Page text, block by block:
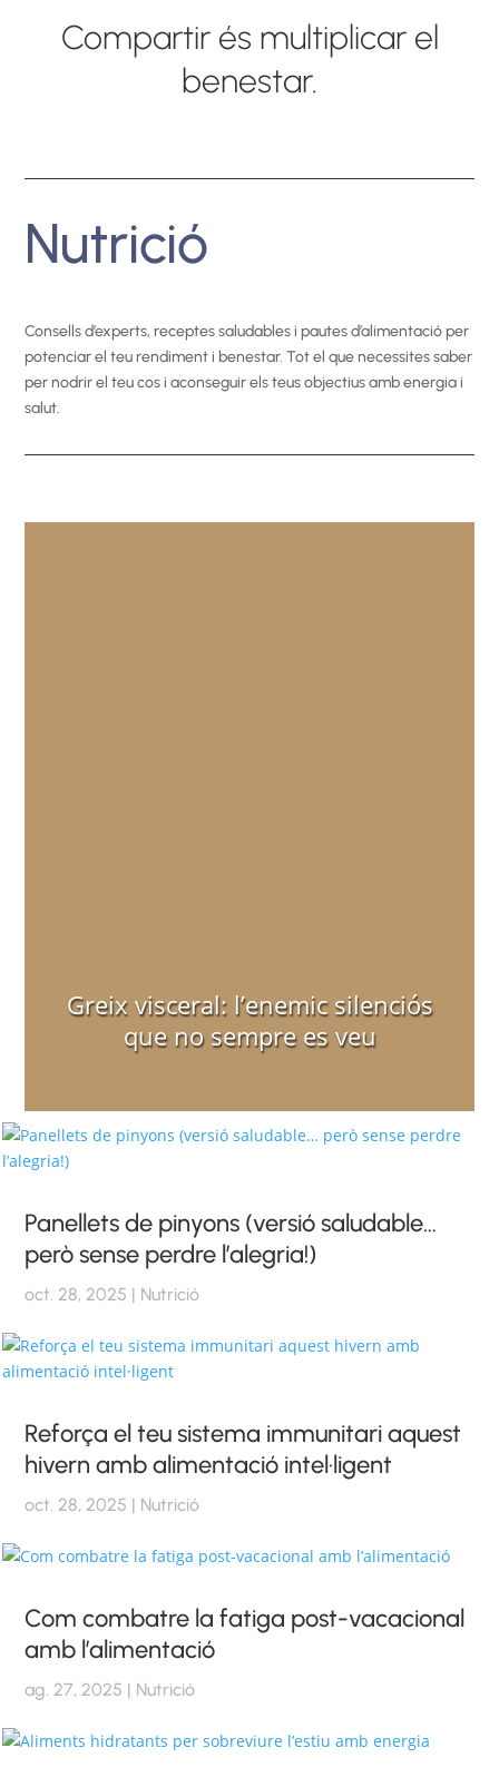
Compartir és multiplicar el
benestar.
Nutrició
Consells d’experts, receptes saludables i pautes d’alimentació per
potenciar el teu rendiment i benestar. Tot el que necessites saber
per nodrir el teu cos i aconseguir els teus objectius amb energia i
salut.
Greix visceral: l’enemic silenciós
que no sempre es veu
Panellets de pinyons (versió saludable…
però sense perdre l’alegria!)
oct. 28, 2025 | Nutrició
Reforça el teu sistema immunitari aquest
hivern amb alimentació intel·ligent
oct. 28, 2025 | Nutrició
Com combatre la fatiga post-vacacional
amb l’alimentació
ag. 27, 2025 | Nutrició